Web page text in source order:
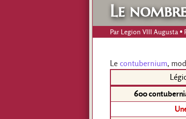
Le
Par Legion VIII Augusta •
Le contubernium,
600